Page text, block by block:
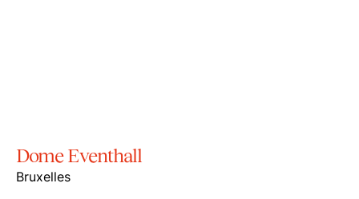
Dome Eventhall
Bruxelles